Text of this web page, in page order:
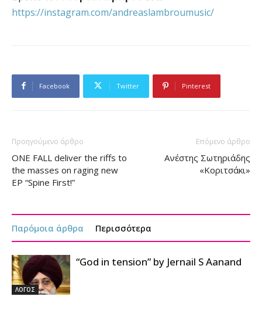
https://instagram.com/andreaslambroumusic/
Facebook Twitter Pinterest
Προηγούμενο άρθρο
ONE FALL deliver the riffs to
the masses on raging new
EP “Spine First!”
Επόμενο άρθρο
Ανέστης Σωτηριάδης
«Κοριτσάκι»
Παρόμοια άρθρα Περισσότερα
ΛΟΓΟΣ
“God in tension” by Jernail S Aanand